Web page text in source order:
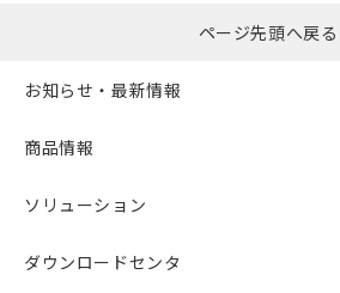
ページ先頭へ戻る
お知らせ・最新情報
商品情報
ソリューション
ダウンロードセンタ